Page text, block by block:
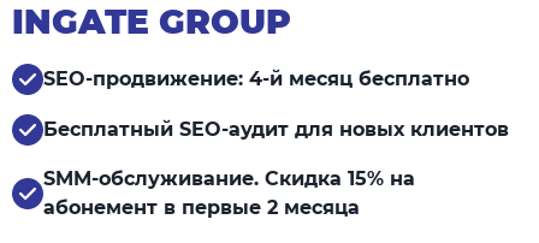
INGATE GROUP
SEO-продвижение: 4-й месяц бесплатно
Бесплатный SEO-аудит для новых клиентов
SMM-обслуживание. Скидка 15% на
абонемент в первые 2 месяца